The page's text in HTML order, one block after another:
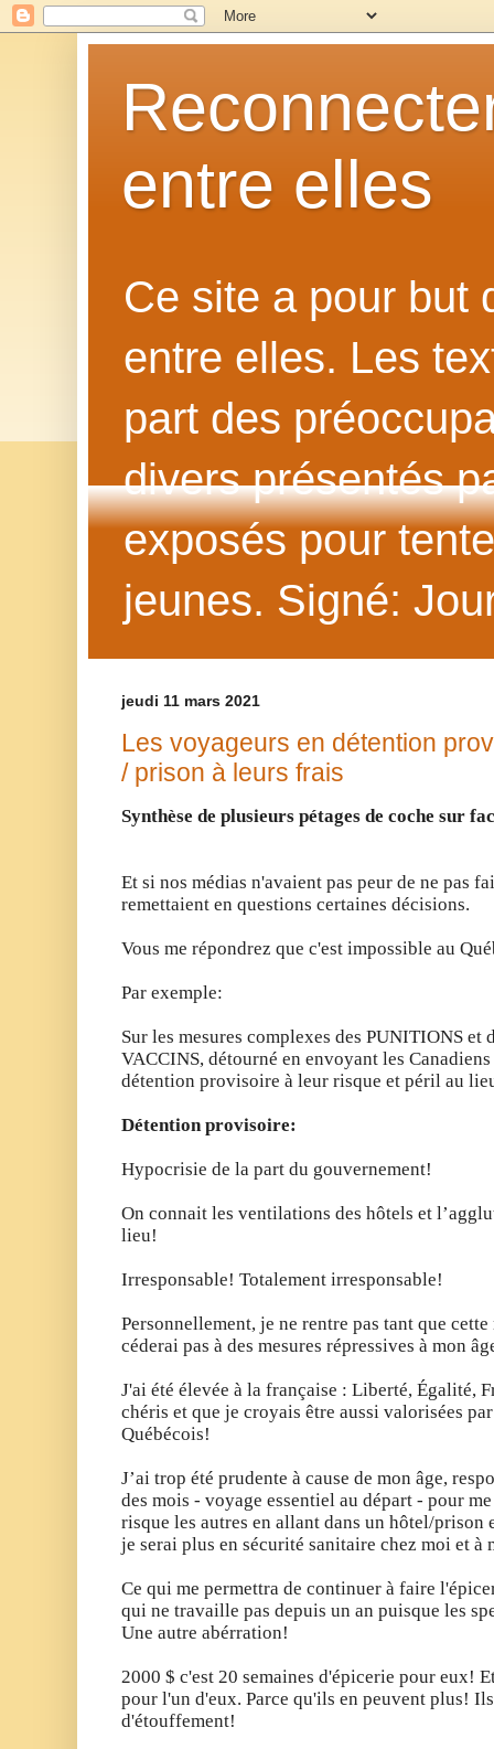
entre elles
Ce site a pour but
entre elles. Les
part des
divers présentés
exposés pour
jeunes. Signé:
jeudi 11 mars 2021
Les voyageurs en détention
/ prison à leurs frais
Synthèse de plusieurs pétages de coche sur
Et si nos médias n'avaient pas peur de ne pas
remettaient en questions certaines décisions.
Vous me répondrez que c'est impossible au
Par exemple:
Sur les mesures complexes des PUNITIONS et
VACCINS, détourné en envoyant les
détention provisoire à leur risque et péril au
Détention provisoire:
Hypocrisie de la part du gouvernement!
On connait les ventilations des hôtels et
lieu!
Irresponsable! Totalement irresponsable!
Personnellement, je ne rentre pas tant que cette
céderai pas à des mesures répressives à mon
J'ai été élevée à la française : Liberté, Égalité,
chéris et que je croyais être aussi valorisées
Québécois!
J’ai trop été prudente à cause de mon âge,
des mois - voyage essentiel au départ - pour
risque les autres en allant dans un hôtel/
je serai plus en sécurité sanitaire chez moi et à
Ce qui me permettra de continuer à faire
qui ne travaille pas depuis un an puisque les
Une autre abérration!
2000 $ c'est 20 semaines d'épicerie pour eux!
pour l'un d'eux. Parce qu'ils en peuvent plus!
d'étouffement!